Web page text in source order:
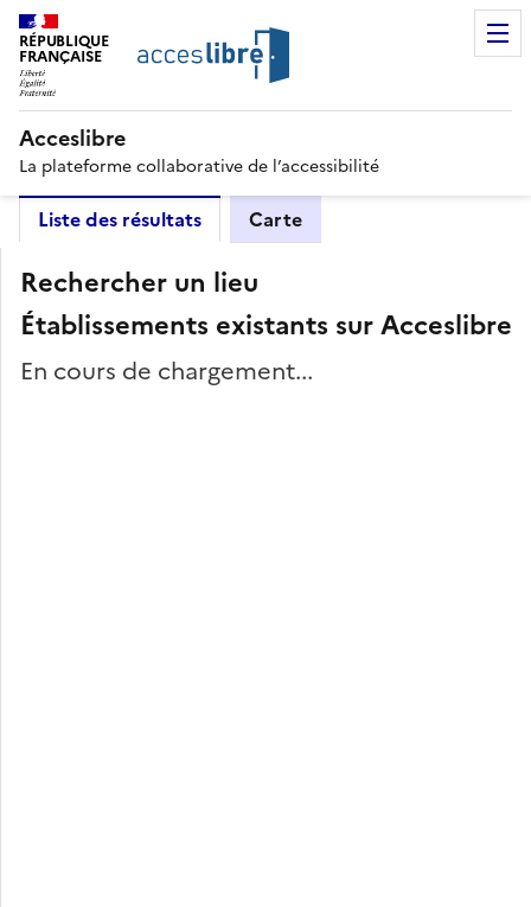
RÉPUBLIQUE
FRANÇAISE
Acceslibre
La plateforme collaborative de l’accessibilité
Liste des résultats Carte
Rechercher un lieu
Établissements existants sur Acceslibre
En cours de chargement...